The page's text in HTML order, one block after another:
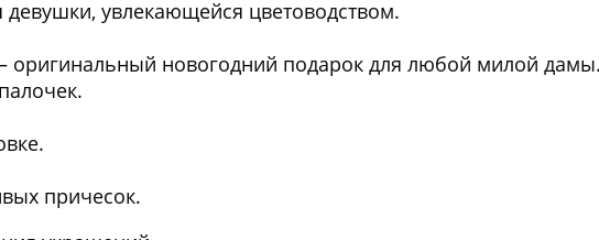
увлекающейся цветоводством.
новогодний подарок для любой милой дамы.
причесок.